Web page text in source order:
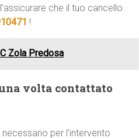
che il tuo cancello
!
Zola Predosa
volta contattato
per l’intervento